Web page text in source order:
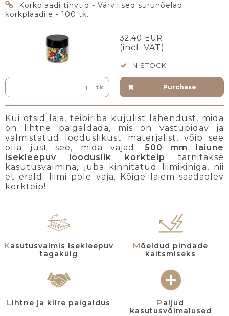
Korkplaadi tihvtid - Värvilised surunõelad
korkplaadile - 100 tk.
32,40 EUR
(incl. VAT)
IN STOCK
tk Purchase
Kui otsid laia, teibiriba kujulist lahendust, mida
on lihtne paigaldada, mis on vastupidav ja
valmistatud looduslikust materjalist, võib see
olla just see, mida vajad. 500 mm laiune
isekleepuv looduslik korkteip tarnitakse
kasutusvalmina, juba kinnitatud liimikihiga, nii
et eraldi liimi pole vaja. Kõige laiem saadaolev
korkteip!
Kasutusvalmis isekleepuv
tagakülg
Mõeldud pindade
kaitsmiseks
Lihtne ja kiire paigaldus Paljud
kasutusvõimalused